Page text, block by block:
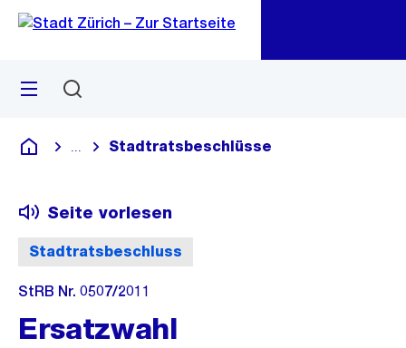
Navigation
Sprunglink
Menü
Deutsch
Blende alle Breadcrumbs ein
Stadtratsbeschlüsse
Stadtratsbeschluss
Seite vorlesen
StRB Nr. 0507/2011
Ersatzwahl